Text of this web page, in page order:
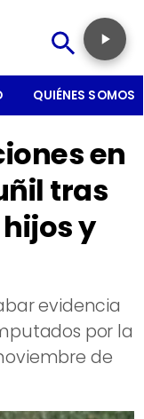
QUIÉNES SOMOS
en
tras
y
evidencia
por la
de